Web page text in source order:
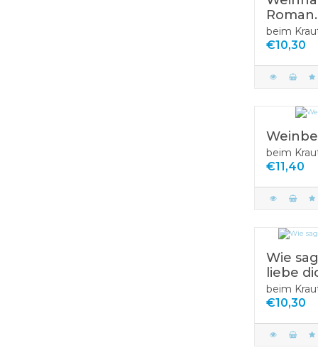
Roman.
beim
€10,30
beim
€11,40
Wie
liebe
beim
€10,30